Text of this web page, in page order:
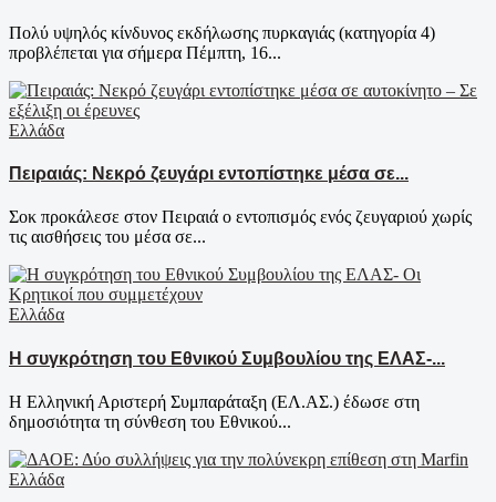
Πολύ υψηλός κίνδυνος εκδήλωσης πυρκαγιάς (κατηγορία 4)
προβλέπεται για σήμερα Πέμπτη, 16...
Ελλάδα
Πειραιάς: Νεκρό ζευγάρι εντοπίστηκε μέσα σε...
Σοκ προκάλεσε στον Πειραιά ο εντοπισμός ενός ζευγαριού χωρίς
τις αισθήσεις του μέσα σε...
Ελλάδα
Η συγκρότηση του Εθνικού Συμβουλίου της ΕΛΑΣ-...
Η Ελληνική Αριστερή Συμπαράταξη (ΕΛ.ΑΣ.) έδωσε στη
δημοσιότητα τη σύνθεση του Εθνικού...
Ελλάδα